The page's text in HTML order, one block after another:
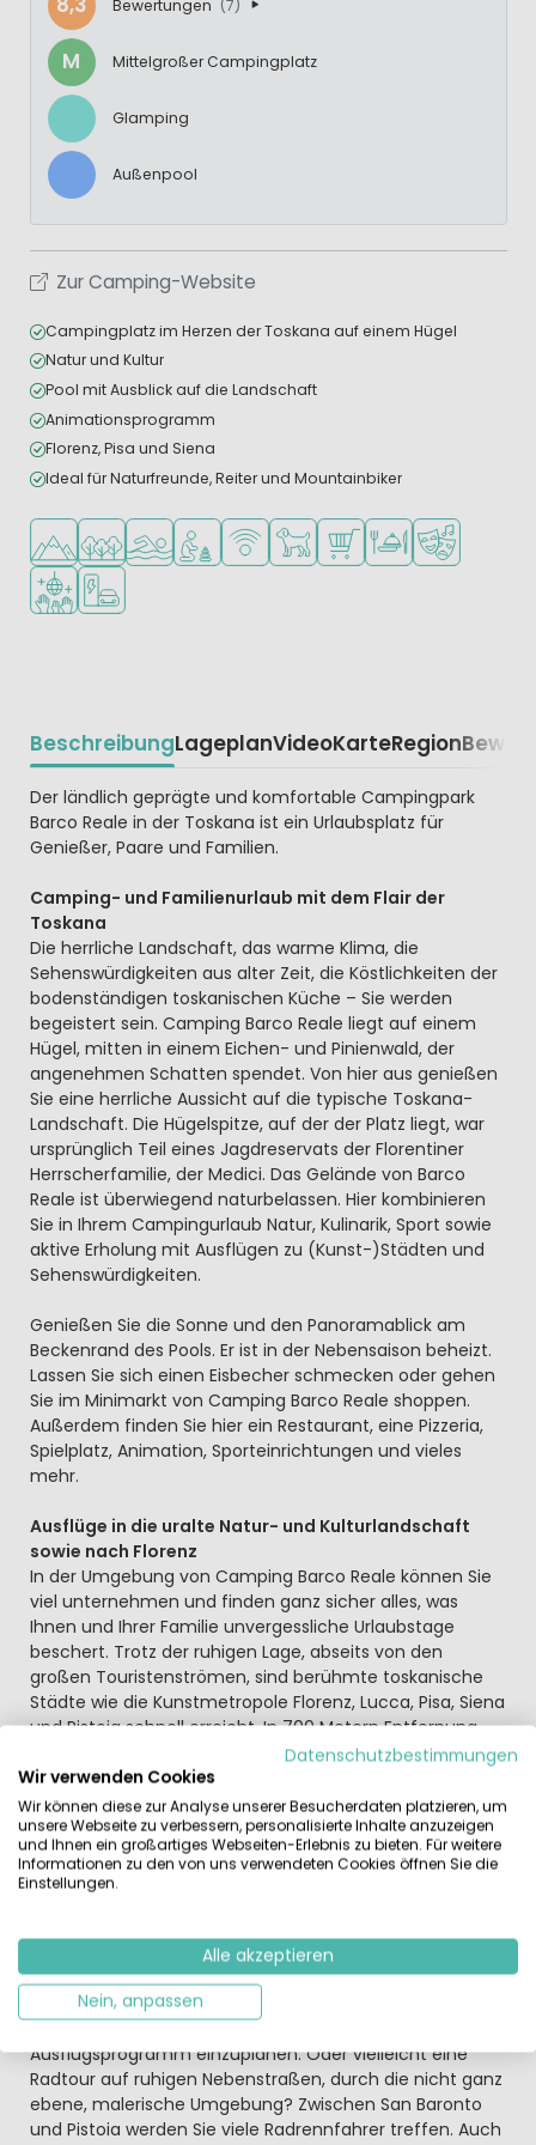
Bewertungen (7)
M Mittelgroßer Campingplatz
Glamping
Außenpool
Zur Camping-Website
Campingplatz im Herzen der Toskana auf einem Hügel
Natur und Kultur
Pool mit Ausblick auf die Landschaft
Animationsprogramm
Florenz, Pisa und Siena
Ideal für Naturfreunde, Reiter und Mountainbiker
In den Bergen/Hügeln
In waldreicher Umgebung
FreibadEmpfohlen für kleine Kinder
WLAN verfügbar
Haustiere erlaubt
Supermarkt/Laden
Restaurant oder
DiskothekLadestation für E-Autos
BeschreibungLageplanVideoKarteRegion
Beschrijving
Der ländlich geprägte und komfortable Campingpark
Barco Reale in der Toskana ist ein Urlaubsplatz für
Genießer, Paare und Familien.
Camping- und Familienurlaub mit dem Flair der
Toskana
Die herrliche Landschaft, das warme Klima, die
Sehenswürdigkeiten aus alter Zeit, die Köstlichkeiten der
bodenständigen toskanischen Küche – Sie werden
begeistert sein. Camping Barco Reale liegt auf einem
Hügel, mitten in einem Eichen- und Pinienwald, der
angenehmen Schatten spendet. Von hier aus genießen
Sie eine herrliche Aussicht auf die typische Toskana-
Landschaft. Die Hügelspitze, auf der der Platz liegt, war
ursprünglich Teil eines Jagdreservats der Florentiner
Herrscherfamilie, der Medici. Das Gelände von Barco
Reale ist überwiegend naturbelassen. Hier kombinieren
Sie in Ihrem Campingurlaub Natur, Kulinarik, Sport sowie
aktive Erholung mit Ausflügen zu (Kunst-)Städten und
Sehenswürdigkeiten.
Genießen Sie die Sonne und den Panoramablick am
Beckenrand des Pools. Er ist in der Nebensaison beheizt.
Lassen Sie sich einen Eisbecher schmecken oder gehen
Sie im Minimarkt von Camping Barco Reale shoppen.
Außerdem finden Sie hier ein Restaurant, eine Pizzeria,
Spielplatz, Animation, Sporteinrichtungen und vieles
mehr.
Ausflüge in die uralte Natur- und Kulturlandschaft
sowie nach Florenz
In der Umgebung von Camping Barco Reale können Sie
viel unternehmen und finden ganz sicher alles, was
Ihnen und Ihrer Familie unvergessliche Urlaubstage
beschert. Trotz der ruhigen Lage, abseits von den
großen Touristenströmen, sind berühmte toskanische
Städte wie die Kunstmetropole Florenz, Lucca, Pisa, Siena
und Pistoia schnell erreicht. In 700 Metern Entfernung
vom Campingplatz ist die Haltestelle des Linienbusses
nach Pistoia. Von dort sind sie mit dem Zug schnell in
Florenz und erkunden, ganz ohne Parkplatzsuche, die
Hauptstadt der Renaissance mit dem Dom und den
Uffizien (Voranmeldung empfohlen).
Universalgenies Leonardo da Vinci. In der Nähe von
Camping Barco Reale befindet sich auch ein naturnaher
Bauernhof-Tierpark, den die Kinder lieben werden. Es
Ausflugsprogramm einzuplanen. Oder vielleicht eine
Radtour auf ruhigen Nebenstraßen, durch die nicht ganz
ebene, malerische Umgebung? Zwischen San Baronto
und Pistoia werden Sie viele Radrennfahrer treffen. Auch
Datenschutzbestimmungen
Wir verwenden Cookies
Wir können diese zur Analyse unserer Besucherdaten platzieren, um
unsere Webseite zu verbessern, personalisierte Inhalte anzuzeigen
und Ihnen ein großartiges Webseiten-Erlebnis zu bieten. Für weitere
Informationen zu den von uns verwendeten Cookies öffnen Sie die
Einstellungen.
Alle akzeptieren
Nein, anpassen